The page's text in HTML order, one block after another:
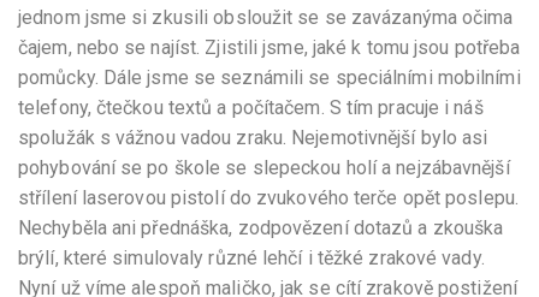
jednom jsme si zkusili obsloužit se se zavázanýma očima
čajem, nebo se najíst. Zjistili jsme, jaké k tomu jsou potřeba
pomůcky. Dále jsme se seznámili se speciálními mobilními
telefony, čtečkou textů a počítačem. S tím pracuje i náš
spolužák s vážnou vadou zraku. Nejemotivnější bylo asi
pohybování se po škole se slepeckou holí a nejzábavnější
střílení laserovou pistolí do zvukového terče opět poslepu.
Nechyběla ani přednáška, zodpovězení dotazů a zkouška
brýlí, které simulovaly různé lehčí i těžké zrakové vady.
Nyní už víme alespoň maličko, jak se cítí zrakově postižení